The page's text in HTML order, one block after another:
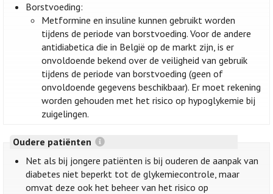
Borstvoeding:
Metformine en insuline kunnen gebruikt worden
tijdens de periode van borstvoeding. Voor de andere
antidiabetica die in België op de markt zijn, is er
onvoldoende bekend over de veiligheid van gebruik
tijdens de periode van borstvoeding (geen of
onvoldoende gegevens beschikbaar). Er moet rekening
worden gehouden met het risico op hypoglykemie bij
zuigelingen.
Oudere patiënten
Net als bij jongere patiënten is bij ouderen de aanpak van
diabetes niet beperkt tot de glykemiecontrole, maar
omvat deze ook het beheer van het risico op